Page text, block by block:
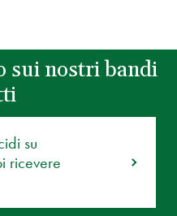
sui nostri bandi
su
ricevere